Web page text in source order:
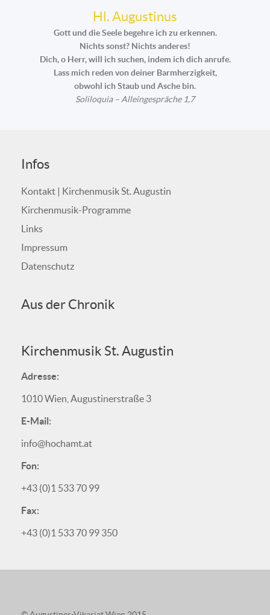
Hl. Augustinus
Gott und die Seele begehre ich zu erkennen.
Nichts sonst? Nichts anderes!
Dich, o Herr, will ich suchen, indem ich dich anrufe.
Lass mich reden von deiner Barmherzigkeit,
obwohl ich Staub und Asche bin.
Soliloquia – Alleingespräche 1,7
Infos
Kontakt | Kirchenmusik St. Augustin
Kirchenmusik-Programme
Links
Impressum
Datenschutz
Aus der Chronik
Kirchenmusik St. Augustin
Adresse:
1010 Wien, Augustinerstraße 3
E-Mail:
info@hochamt.at
Fon:
+43 (0)1 533 70 99
Fax:
+43 (0)1 533 70 99 350